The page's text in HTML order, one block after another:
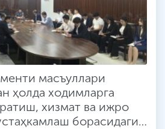
масъуллари
ҳолда ходимларга
хизмат ва ижро
борасидаги